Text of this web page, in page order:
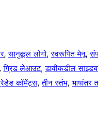
, सानुकूल लोगो, स्वरूपित मेनू,
, ग्रिड लेआउट, डावीकडील
कॉमेंट्स, तीन स्तंभ, भाषांतर